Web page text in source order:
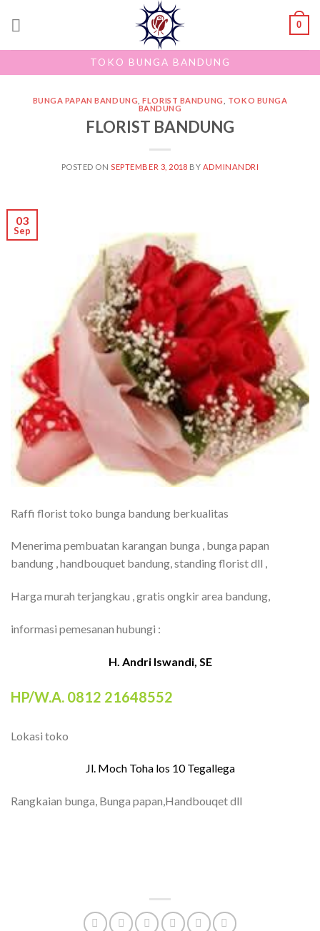
0
TOKO BUNGA BANDUNG
BUNGA PAPAN BANDUNG ,FLORIST BANDUNG
TOKO BUNGA
BANDUNG
FLORIST BANDUNG
POSTED ON SEPTEMBER 3, 2018 BY ADMINANDRI
03
Sep
Raffi florist toko bunga bandung berkualitas
Menerima pembuatan karangan bunga , bunga papan
bandung , handbouquet bandung, standing florist dll ,
Harga murah terjangkau , gratis ongkir area bandung,
informasi pemesanan hubungi :
H. Andri Iswandi, SE
HP/W.A. 0812 21648552
Lokasi toko
Jl. Moch Toha los 10 Tegallega
Rangkaian bunga, Bunga papan,Handbouqet dll